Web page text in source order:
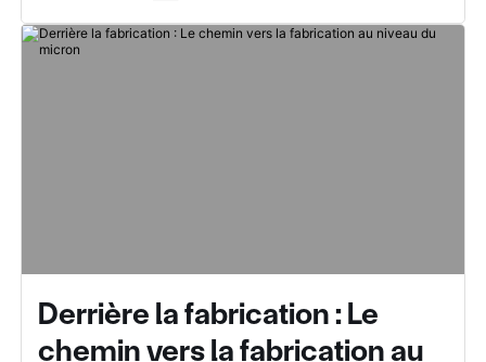
composants complexes et de haute qualité.
Derrière la fabrication : Le
chemin vers la fabrication au